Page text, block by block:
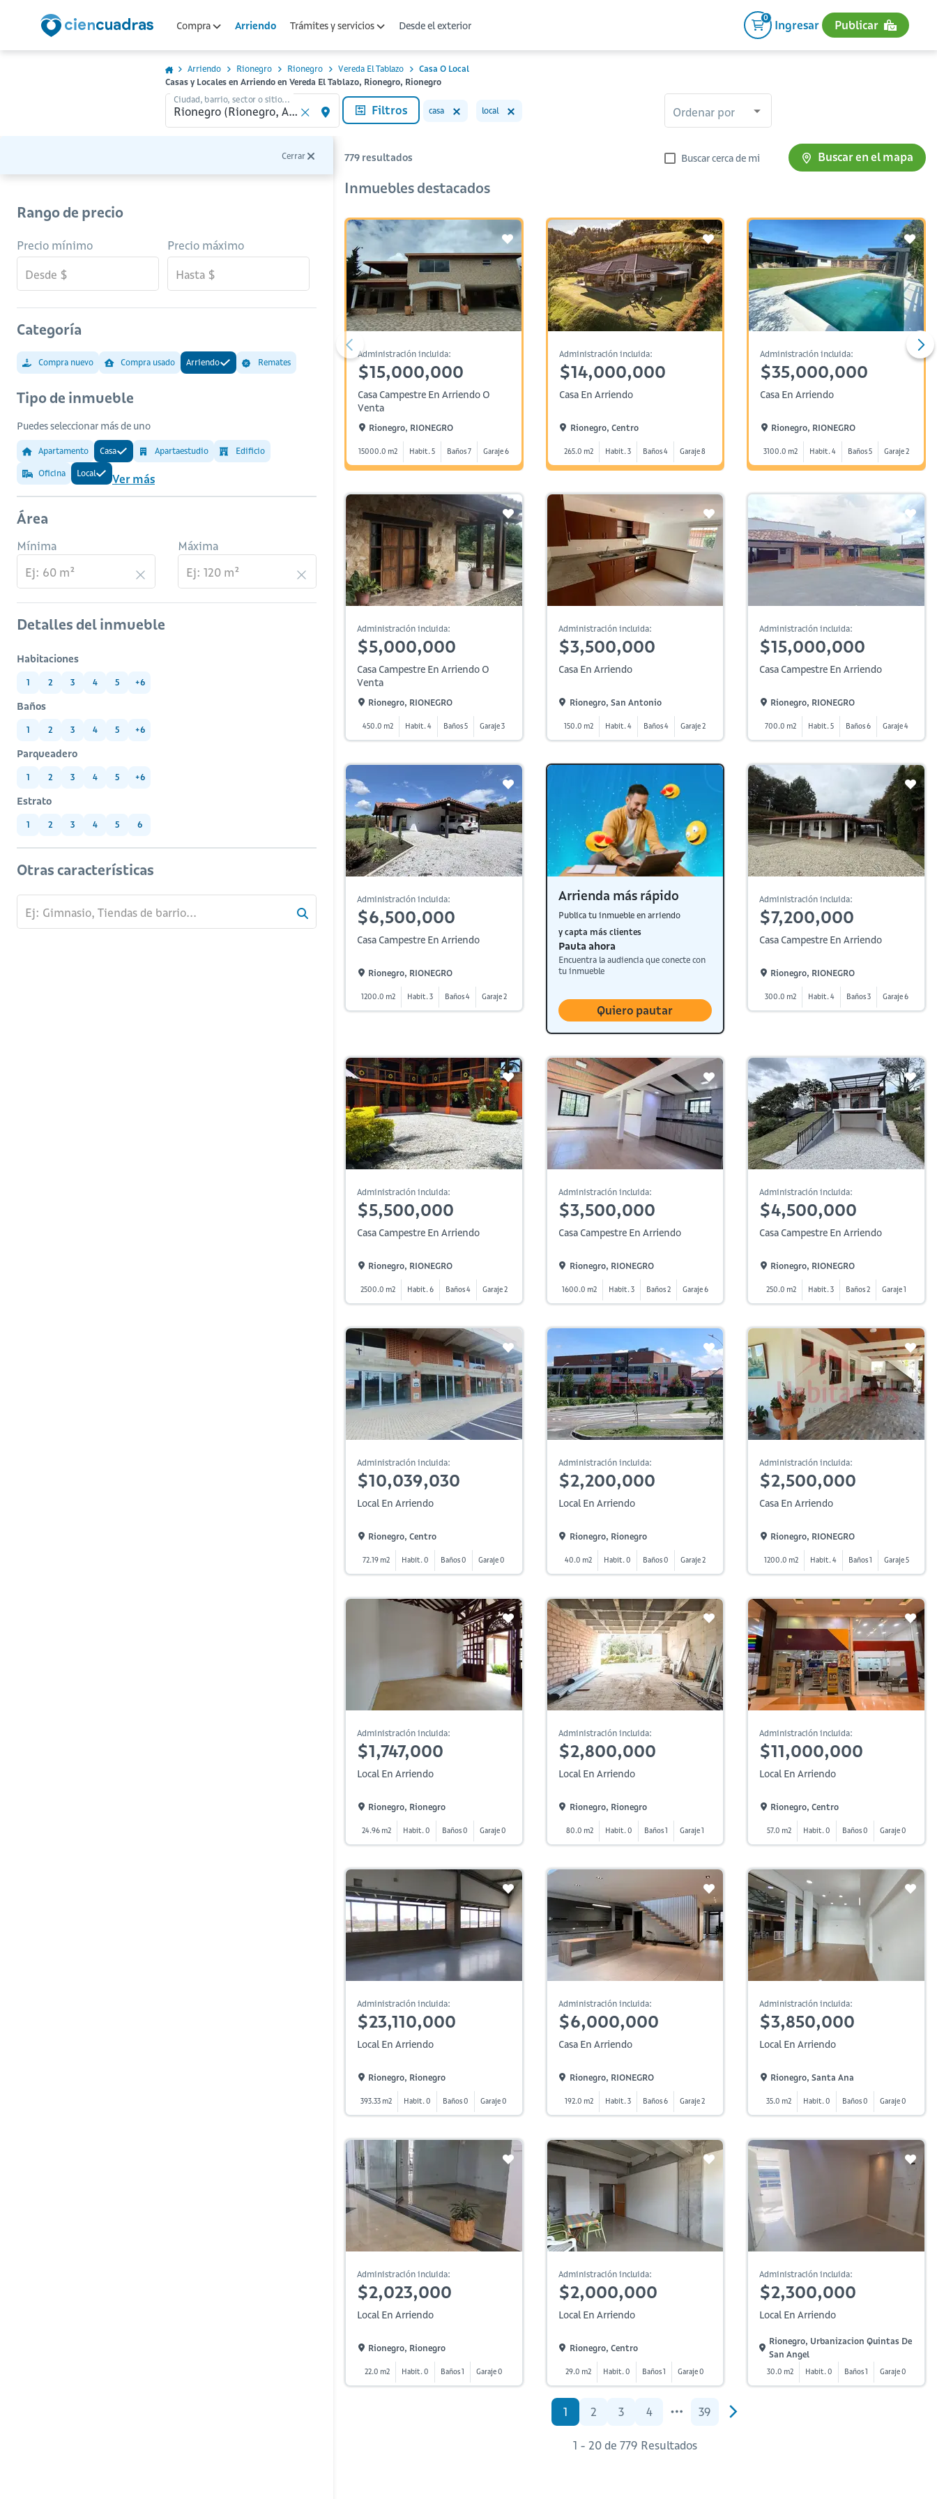
Compra Arriendo Trámites y servicios Desde el exterior
0
Ingresar Publicar
Arriendo Rionegro Rionegro Vereda El Tablazo
Casa O Local
Casas y Locales en Arriendo en Vereda El Tablazo, Rionegro, Rionegro
Ciudad, barrio, sector o sitio...
Filtros casa local Ordenar por
Cerrar
Rango de precio
Precio mínimo Precio máximo
Categoría
Compra nuevo Compra usado Arriendo Remates
Tipo de inmueble
Puedes seleccionar más de uno
Apartamento Casa Apartaestudio Edificio
Oficina Local Ver más
Área
Mínima Máxima
Detalles del inmueble
Habitaciones
1 2 3 4 5 +6
Baños
1 2 3 4 5 +6
Parqueadero
1 2 3 4 5 +6
Estrato
1 2 3 4 5 6
Otras características
779 resultados Buscar cerca de mi Buscar en el mapa
Inmuebles destacados
Administración incluida:
$15,000,000
Casa Campestre En Arriendo O
Venta
Rionegro, RIONEGRO
15000.0 m2 Habit. 5 Baños 7 Garaje 6
Administración incluida:
$14,000,000
Casa En Arriendo
Rionegro, Centro
265.0 m2 Habit. 3 Baños 4 Garaje 8
Administración incluida:
$35,000,000
Casa En Arriendo
Rionegro, RIONEGRO
3100.0 m2 Habit. 4 Baños 5 Garaje 2
Administración incluida:
$5,000,000
Casa Campestre En Arriendo O
Venta
Rionegro, RIONEGRO
450.0 m2 Habit. 4 Baños 5 Garaje 3
Administración incluida:
$3,500,000
Casa En Arriendo
Rionegro, San Antonio
150.0 m2 Habit. 4 Baños 4 Garaje 2
Administración incluida:
$15,000,000
Casa Campestre En Arriendo
Rionegro, RIONEGRO
700.0 m2 Habit. 5 Baños 6 Garaje 4
Administración incluida:
$6,500,000
Casa Campestre En Arriendo
Rionegro, RIONEGRO
1200.0 m2 Habit. 3 Baños 4 Garaje 2
Arrienda más rápido
Publica tu inmueble en arriendo
y capta más clientes
Pauta ahora
Encuentra la audiencia que conecte con
tu inmueble
Quiero pautar
Administración incluida:
$7,200,000
Casa Campestre En Arriendo
Rionegro, RIONEGRO
300.0 m2 Habit. 4 Baños 3 Garaje 6
Administración incluida:
$5,500,000
Casa Campestre En Arriendo
Rionegro, RIONEGRO
2500.0 m2 Habit. 6 Baños 4 Garaje 2
Administración incluida:
$3,500,000
Casa Campestre En Arriendo
Rionegro, RIONEGRO
1600.0 m2 Habit. 3 Baños 2 Garaje 6
Administración incluida:
$4,500,000
Casa Campestre En Arriendo
Rionegro, RIONEGRO
250.0 m2 Habit. 3 Baños 2 Garaje 1
Administración incluida:
$10,039,030
Local En Arriendo
Rionegro, Centro
72.19 m2 Habit. 0 Baños 0 Garaje 0
Administración incluida:
$2,200,000
Local En Arriendo
Rionegro, Rionegro
40.0 m2 Habit. 0 Baños 0 Garaje 2
Administración incluida:
$2,500,000
Casa En Arriendo
Rionegro, RIONEGRO
1200.0 m2 Habit. 4 Baños 1 Garaje 5
Administración incluida:
$1,747,000
Local En Arriendo
Rionegro, Rionegro
24.96 m2 Habit. 0 Baños 0 Garaje 0
Administración incluida:
$2,800,000
Local En Arriendo
Rionegro, Rionegro
80.0 m2 Habit. 0 Baños 1 Garaje 1
Administración incluida:
$11,000,000
Local En Arriendo
Rionegro, Centro
57.0 m2 Habit. 0 Baños 0 Garaje 0
Administración incluida:
$23,110,000
Local En Arriendo
Rionegro, Rionegro
393.33 m2 Habit. 0 Baños 0 Garaje 0
Administración incluida:
$6,000,000
Casa En Arriendo
Rionegro, RIONEGRO
192.0 m2 Habit. 3 Baños 6 Garaje 2
Administración incluida:
$3,850,000
Local En Arriendo
Rionegro, Santa Ana
35.0 m2 Habit. 0 Baños 0 Garaje 0
Administración incluida:
$2,023,000
Local En Arriendo
Rionegro, Rionegro
22.0 m2 Habit. 0 Baños 1 Garaje 0
Administración incluida:
$2,000,000
Local En Arriendo
Rionegro, Centro
29.0 m2 Habit. 0 Baños 1 Garaje 0
Administración incluida:
$2,300,000
Local En Arriendo
Rionegro, Urbanizacion Quintas De
San Angel
30.0 m2 Habit. 0 Baños 1 Garaje 0
1 2 3 4 39
1 - 20 de 779 Resultados